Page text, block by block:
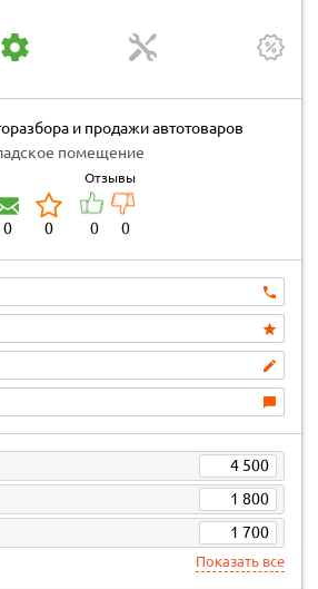
и продажи автотоваров
помещение
0 0
Отзывы
0 0
4 500
1 800
1 700
Показать все